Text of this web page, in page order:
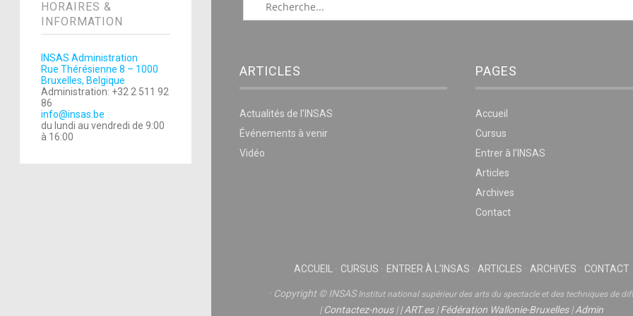
HORAIRES &
INFORMATION
INSAS Administration
Rue Thérésienne 8 – 1000
Bruxelles, Belgique
Administration: +32 2 511 92
86
info@insas.be
du lundi au vendredi de 9:00
à 16:00
ARTICLES
Actualités de l’INSAS
Événements à venir
Vidéo
PAGES
Accueil
Cursus
Entrer à l’INSAS
Articles
Archives
Contact
ACCUEIL CURSUS ENTRER À L’INSAS ARTICLES ARCHIVES CONTACT
Copyright © INSASInstitut national supérieur des arts du spectacle et des techniques de
|Contactez-nous||ART.es|Fédération Wallonie-Bruxelles|Admin